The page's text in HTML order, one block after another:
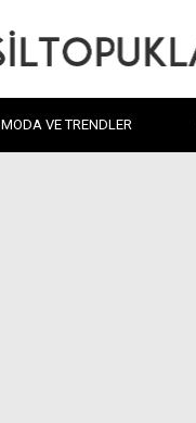
MODA VE TRENDLER